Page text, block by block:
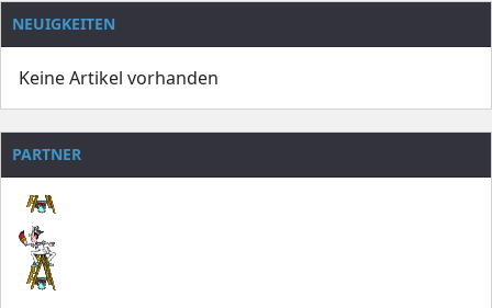
NEUIGKEITEN
Keine Artikel vorhanden
PARTNER